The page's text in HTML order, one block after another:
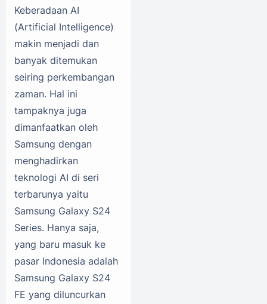
Keberadaan AI
(Artificial Intelligence)
makin menjadi dan
banyak ditemukan
seiring perkembangan
zaman. Hal ini
tampaknya juga
dimanfaatkan oleh
Samsung dengan
menghadirkan
teknologi AI di seri
terbarunya yaitu
Samsung Galaxy S24
Series. Hanya saja,
yang baru masuk ke
pasar Indonesia adalah
Samsung Galaxy S24
FE yang diluncurkan